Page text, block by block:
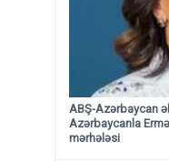
ABŞ-Azərbaycan
Azərbaycanla
mərhələsi